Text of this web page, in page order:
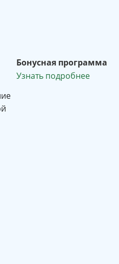
Бонусная программа
Узнать подробнее